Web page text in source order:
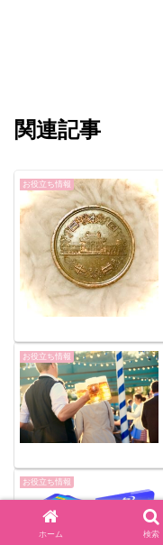
関連記事
お役立ち情報
お役立ち情報
お役立ち情報
ホーム 検索